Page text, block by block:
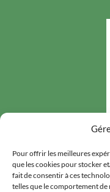
Pour offrir les meilleures
que les cookies pour stocker
fait de consentir à ces
telles que le comportement de